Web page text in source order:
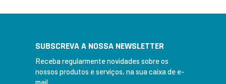
SUBSCREVA A NOSSA NEWSLETTER
Receba regularmente novidades sobre os
nossos produtos e serviços, na sua caixa de e-
mail.